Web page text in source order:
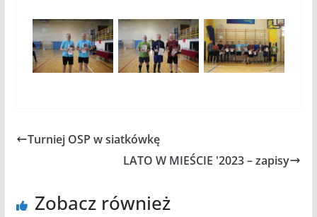
Turniej OSP w siatkówkę
LATO W MIEŚCIE '2023 – zapisy
Zobacz również